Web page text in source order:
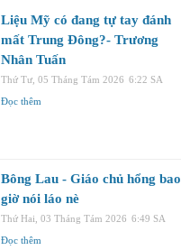
Liệu Mỹ có đang tự tay đánh
mất Trung Đông?- Trương
Nhân Tuấn
Thứ Tư, 05 Tháng Tám 2026 6:22 SA
Đọc thêm
Bông Lau - Giáo chủ hổng bao
giờ nói láo nè
Thứ Hai, 03 Tháng Tám 2026 6:49 SA
Đọc thêm